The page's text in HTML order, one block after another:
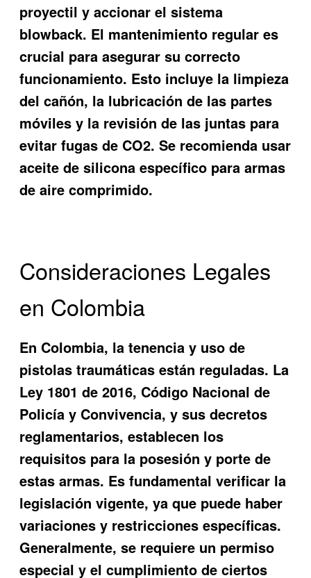
proyectil y accionar el sistema
blowback. El mantenimiento regular es
crucial para asegurar su correcto
funcionamiento. Esto incluye la limpieza
del cañón, la lubricación de las partes
móviles y la revisión de las juntas para
evitar fugas de CO2. Se recomienda usar
aceite de silicona específico para armas
de aire comprimido.
Consideraciones Legales
en Colombia
En Colombia, la tenencia y uso de
pistolas traumáticas están reguladas. La
Ley 1801 de 2016, Código Nacional de
Policía y Convivencia, y sus decretos
reglamentarios, establecen los
requisitos para la posesión y porte de
estas armas. Es fundamental verificar la
legislación vigente, ya que puede haber
variaciones y restricciones específicas.
Generalmente, se requiere un permiso
especial y el cumplimiento de ciertos